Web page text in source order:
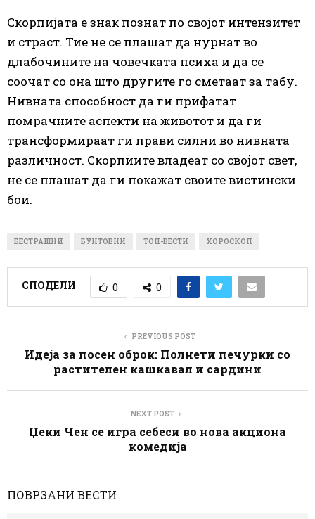
Скорпијата е знак познат по својот интензитет
и страст. Тие не се плашат да нурнат во
длабочините на човечката психа и да се
соочат со она што другите го сметаат за табу.
Нивната способност да ги прифатат
помрачните аспекти на животот и да ги
трансформираат ги прави силни во нивната
различност. Скорпиите владеат со својот свет,
не се плашат да ги покажат своите вистински
бои.
БЕСТРАШНИ БУНТОВНИ ТОП-ВЕСТИ ХОРОСКОП
СПОДЕЛИ 0 0
PREVIOUS POST
Идеја за посен оброк: Полнети печурки со
растителен кашкавал и сардини
NEXT POST
Џеки Чен се игра себеси во нова акциона
комедија
ПОВРЗАНИ ВЕСТИ